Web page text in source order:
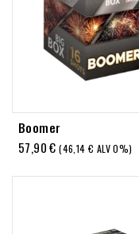
Boomer
57,90€ (46,14€ ALV 0%)